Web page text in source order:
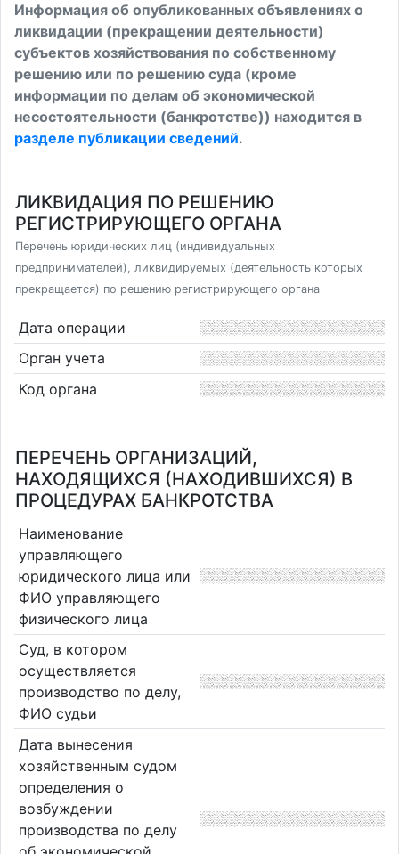
Информация об опубликованных объявлениях о
ликвидации (прекращении деятельности)
субъектов хозяйствования по собственному
решению или по решению суда (кроме
информации по делам об экономической
несостоятельности (банкротстве)) находится в
разделе публикации сведений.
ЛИКВИДАЦИЯ ПО РЕШЕНИЮ
РЕГИСТРИРУЮЩЕГО ОРГАНА
Перечень юридических лиц (индивидуальных
предпринимателей), ликвидируемых (деятельность которых
прекращается) по решению регистрирующего органа
Дата операции
Орган учета
Код органа
ПЕРЕЧЕНЬ ОРГАНИЗАЦИЙ,
НАХОДЯЩИХСЯ (НАХОДИВШИХСЯ) В
ПРОЦЕДУРАХ БАНКРОТСТВА
Наименование
управляющего
юридического лица или
ФИО управляющего
физического лица
Суд, в котором
осуществляется
производство по делу,
ФИО судьи
Дата вынесения
хозяйственным судом
определения о
возбуждении
производства по делу